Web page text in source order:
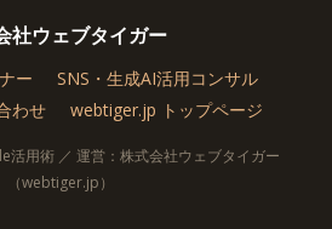
社ウェブタイガー
ー
SNS・生成AI活用コンサル
わせ
webtiger.jp トップページ
用術 ／ 運営：株式会社ウェブタイガー
（webtiger.jp）